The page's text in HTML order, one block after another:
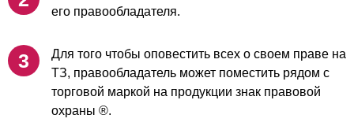
его правообладателя.
Для того чтобы оповестить всех о своем праве на
ТЗ, правообладатель может поместить рядом с
торговой маркой на продукции знак правовой
охраны ®.